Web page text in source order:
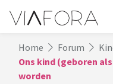
Home Forum
Ons kind (geboren
worden